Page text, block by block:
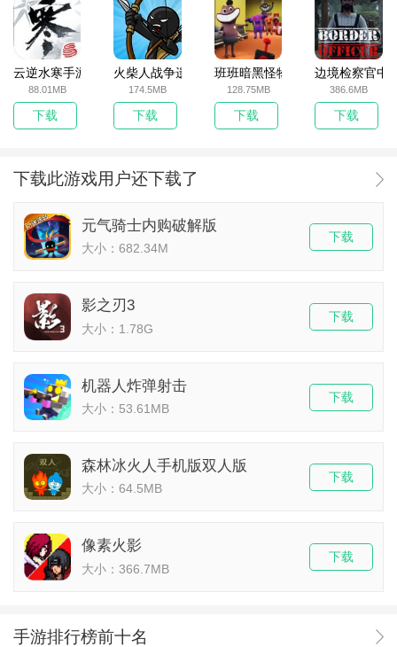
云逆水寒手游
88.01MB
下载
火柴人战争遗产无敌版
174.5MB
下载
班班暗黑怪物生存挑战5
128.75MB
下载
边境检察官中
386.6MB
下载
下载此游戏用户还下载了
元气骑士内购破解版
大小：682.34M
下载
影之刃3
大小：1.78G
下载
机器人炸弹射击
大小：53.61MB
下载
森林冰火人手机版双人版
大小：64.5MB
下载
像素火影
大小：366.7MB
下载
手游排行榜前十名